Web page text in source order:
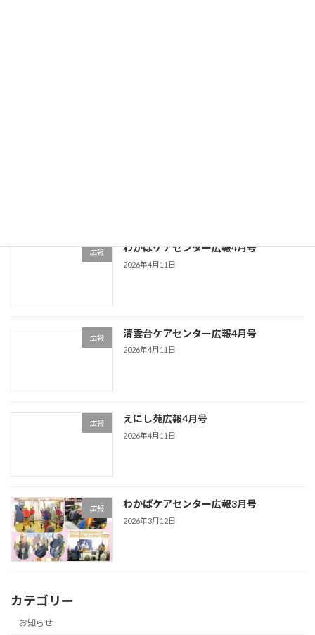
広報 わかばケアセンター広報4月号
2026年4月11日
広報 清雲台ケアセンター広報4月号
2026年4月11日
広報 えにし苑広報4月号
2026年4月11日
広報 わかばケアセンター広報3月号
2026年3月12日
カテゴリー
お知らせ